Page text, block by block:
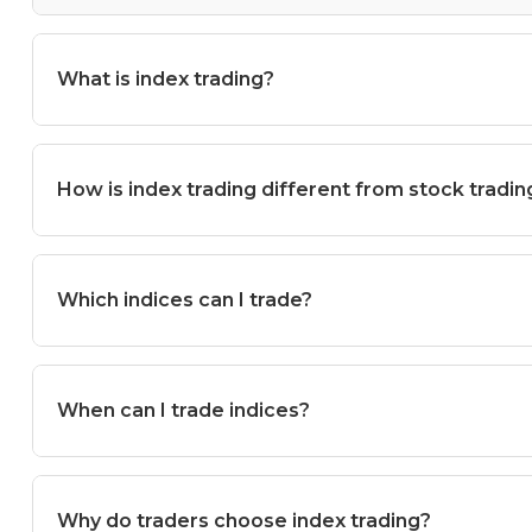
What is index trading?
How is index trading different from stock
Which indices can I trade?
When can I trade indices?
Why do traders choose index trading?